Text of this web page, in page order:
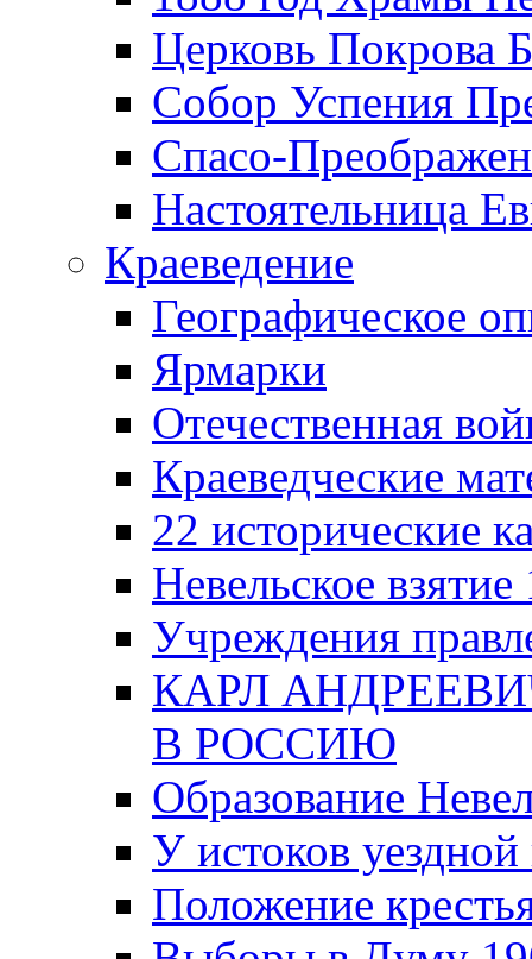
Церковь Покрова
Собор Успения
Спасо-
Настоятельница
Краеведение
Географическое
Ярмарки
Отечественная
Краеведческие
22 исторические
Невельское
Учреждения
КАРЛ
В РОССИЮ
Образование
У истоков
Положение